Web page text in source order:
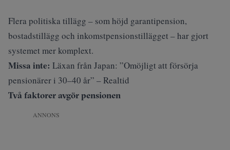
Flera politiska tillägg – som höjd garantipension,
bostadstillägg och inkomstpensionstillägget – har gjort
systemet mer komplext.
Missa inte: Läxan från Japan: ”Omöjligt att försörja
pensionärer i 30–40 år” – Realtid
Två faktorer avgör pensionen
ANNONS